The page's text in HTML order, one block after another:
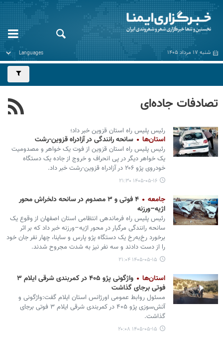
شنبه ۱۷ مرداد ۱۴۰۵
تصادفات جاده‌ای
رئیس پلیس راه استان قزوین خبر داد؛
استان‌ها سانحه رانندگی در آزادراه قزوین-رشت
رئیس پلیس راه استان قزوین از فوت یک خواهر و مصدومیت
یک خواهر دیگر در پی انحراف و خروج از جاده یک دستگاه
خودروی پژو ۲۰۶ در آزادراه قزوین-رشت خبر داد.
۱۴۰۵-۰۵-۱۶ ۲۱:۳۰
جامعه
۴ فوتی و ۳ مصدوم در سانحه دلخراش محور
اژیه–ورزنه
رئیس پلیس راه فرماندهی انتظامی استان اصفهان از وقوع یک
سانحه رانندگی مرگبار در محور اژیه–ورزنه خبر داد که بر اثر
برخورد رخ‌به‌رخ یک دستگاه پژو پارس و ساینا، چهار نفر جان خود
را از دست دادند و سه نفر نیز به شدت مجروح شدند.
۱۴۰۵-۰۵-۱۵ ۲۱:۰۴
استان‌ها
واژگونی پژو ۴۰۵ در کمربندی شرقی ایلام ۳
فوتی برجای گذاشت
مسئول روابط عمومی اورژانس استان ایلام گفت:واژگونی و
آتش‌سوزی پژو ۴۰۵ در کمربندی شرقی ایلام ۳ فوتی برجای
گذاشت.
۱۴۰۵-۰۵-۱۵ ۲۰:۰۸